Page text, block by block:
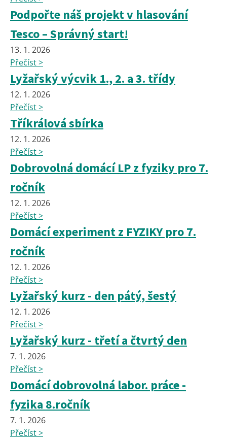
Podpořte náš projekt v hlasování
Tesco – Správný start!
13. 1. 2026
Přečíst >
Lyžařský výcvik 1., 2. a 3. třídy
12. 1. 2026
Přečíst >
Tříkrálová sbírka
12. 1. 2026
Přečíst >
Dobrovolná domácí LP z fyziky pro 7.
ročník
12. 1. 2026
Přečíst >
Domácí experiment z FYZIKY pro 7.
ročník
12. 1. 2026
Přečíst >
Lyžařský kurz - den pátý, šestý
12. 1. 2026
Přečíst >
Lyžařský kurz - třetí a čtvrtý den
7. 1. 2026
Přečíst >
Domácí dobrovolná labor. práce -
fyzika 8.ročník
7. 1. 2026
Přečíst >